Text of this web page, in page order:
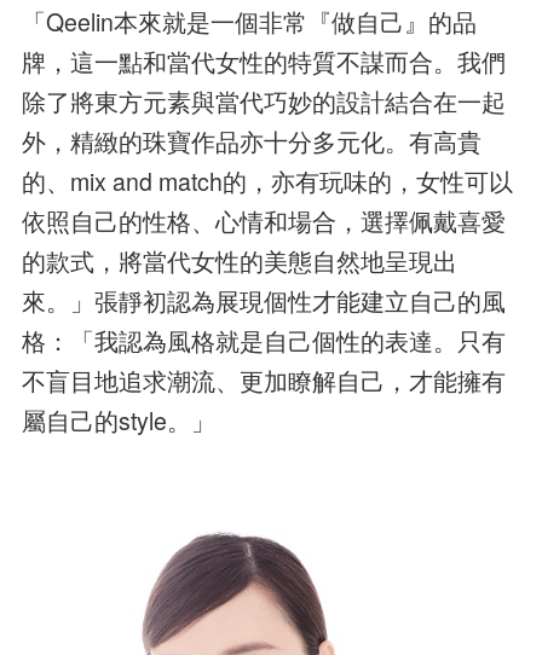
「Qeelin本來就是一個非常『做自己』的品
牌，這一點和當代女性的特質不謀而合。我們
除了將東方元素與當代巧妙的設計結合在一起
外，精緻的珠寶作品亦十分多元化。有高貴
的、mix and match的，亦有玩味的，女性可以
依照自己的性格、心情和場合，選擇佩戴喜愛
的款式，將當代女性的美態自然地呈現出
來。」張靜初認為展現個性才能建立自己的風
格：「我認為風格就是自己個性的表達。只有
不盲目地追求潮流、更加瞭解自己，才能擁有
屬自己的style。」